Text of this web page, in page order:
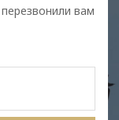
вам